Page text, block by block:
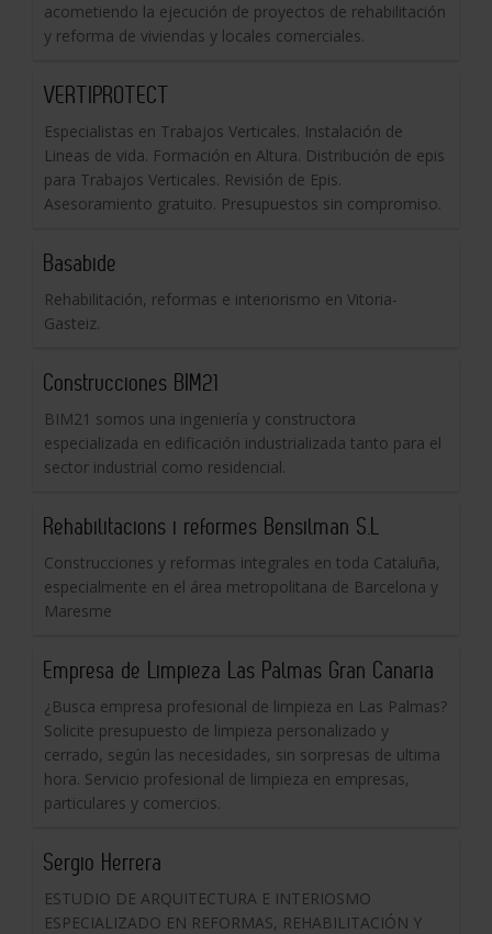
acometiendo la ejecución de proyectos de rehabilitación
y reforma de viviendas y locales comerciales.
VERTIPROTECT
Especialistas en Trabajos Verticales. Instalación de
Lineas de vida. Formación en Altura. Distribución de epis
para Trabajos Verticales. Revisión de Epis.
Asesoramiento gratuito. Presupuestos sin compromiso.
Basabide
Rehabilitación, reformas e interiorismo en Vitoria-
Gasteiz.
Construcciones BIM21
BIM21 somos una ingeniería y constructora
especializada en edificación industrializada tanto para el
sector industrial como residencial.
Rehabilitacions i reformes Bensilman S.L
Construcciones y reformas integrales en toda Cataluña,
especialmente en el área metropolitana de Barcelona y
Maresme
Empresa de Limpieza Las Palmas Gran Canaria
¿Busca empresa profesional de limpieza en Las Palmas?
Solicite presupuesto de limpieza personalizado y
cerrado, según las necesidades, sin sorpresas de ultima
hora. Servicio profesional de limpieza en empresas,
particulares y comercios.
Sergio Herrera
ESTUDIO DE ARQUITECTURA E INTERIOSMO
ESPECIALIZADO EN REFORMAS, REHABILITACIÓN Y